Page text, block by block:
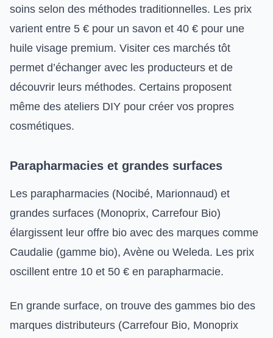
soins selon des méthodes traditionnelles. Les prix
varient entre 5 € pour un savon et 40 € pour une
huile visage premium. Visiter ces marchés tôt
permet d’échanger avec les producteurs et de
découvrir leurs méthodes. Certains proposent
même des ateliers DIY pour créer vos propres
cosmétiques.
Parapharmacies et grandes surfaces
Les parapharmacies (Nocibé, Marionnaud) et
grandes surfaces (Monoprix, Carrefour Bio)
élargissent leur offre bio avec des marques comme
Caudalie (gamme bio), Avène ou Weleda. Les prix
oscillent entre 10 et 50 € en parapharmacie.
En grande surface, on trouve des gammes bio des
marques distributeurs (Carrefour Bio, Monoprix